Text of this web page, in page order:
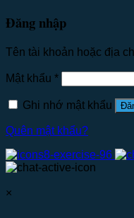
Đăng nhập
Tên tài khoản hoặc địa
Mật khẩu *
Ghi nhớ mật khẩu
Quên mật khẩu?
×